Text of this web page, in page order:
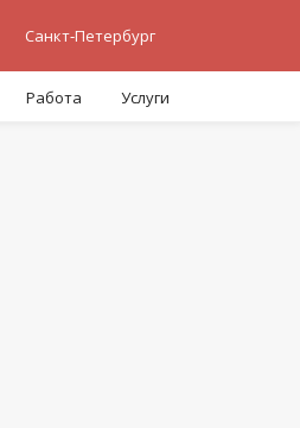
Санкт-Петербург
Работа Услуги